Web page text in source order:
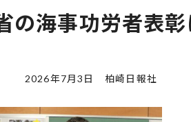
の海事功労者表彰
最
更
新
2026年7月3日 柏崎日報社